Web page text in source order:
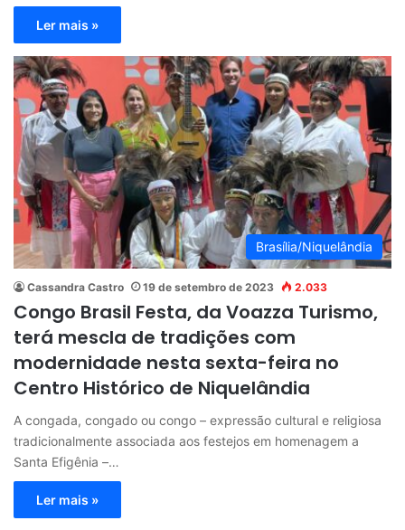
Ler mais »
Brasília/Niquelândia
Cassandra Castro 19 de setembro de 2023 2.033
Congo Brasil Festa, da Voazza Turismo,
terá mescla de tradições com
modernidade nesta sexta-feira no
Centro Histórico de Niquelândia
A congada, congado ou congo – expressão cultural e religiosa
tradicionalmente associada aos festejos em homenagem a
Santa Efigênia –…
Ler mais »